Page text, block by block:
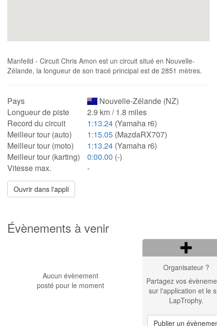
Manfeild - Circuit Chris Amon est un circuit situé en Nouvelle-
Zélande, la longueur de son tracé principal est de 2851 mètres.
Pays
Nouvelle-Zélande (NZ)
Longueur de piste
2.9 km / 1.8 miles
Record du circuit
1:13.24 (Yamaha r6)
Meilleur tour (auto)
1:15.05 (MazdaRX707)
Meilleur tour (moto)
1:13.24 (Yamaha r6)
Meilleur tour (karting)
0:00.00 (-)
Vitesse max.
-
Ouvrir dans l'appli
Évènements à venir
Aucun évènement
posté pour le moment
Organisateur ?
Partagez vos
sur l'application et le
LapTrophy.
Publier un